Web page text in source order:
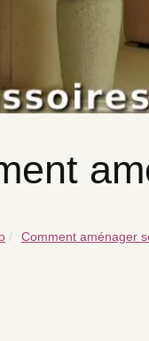
Comment aménager